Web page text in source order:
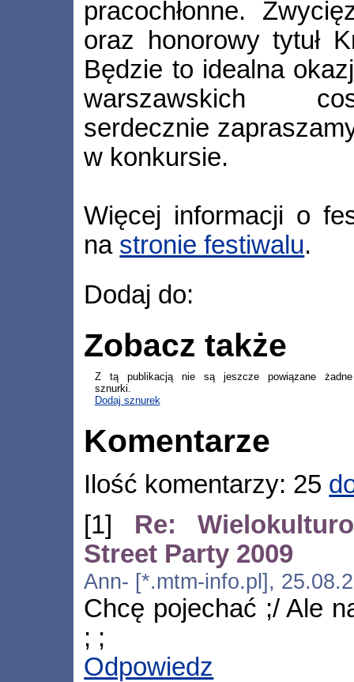
pracochłonne.
oraz honorowy tytuł
Będzie to idealna
warszawskich
serdecznie
w konkursie.
Więcej informacji o
na stronie festiwalu.
Dodaj do:
Zobacz także
Z tą publikacją nie są jeszcze powiązane żadne
sznurki.
Dodaj sznurek
Komentarze
Ilość komentarzy: 25
[1] Re:
Street Party 2009
Ann- [*.mtm-info.pl],
Chcę pojechać ;/ Ale
; ;
Odpowiedz